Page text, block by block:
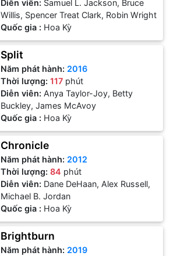
Diễn viên: Samuel L. Jackson, Bruce
Willis, Spencer Treat Clark, Robin Wright
Quốc gia : Hoa Kỳ
Split
Năm phát hành: 2016
Thời lượng:117 phút
Diễn viên:Anya Taylor-Joy, Betty
Buckley, James McAvoy
Quốc gia : Hoa Kỳ
Chronicle
Năm phát hành: 2012
Thời lượng:84 phút
Diễn viên: Dane DeHaan, Alex Russell,
Michael B. Jordan
Quốc gia : Hoa Kỳ
Brightburn
Năm phát hành: 2019